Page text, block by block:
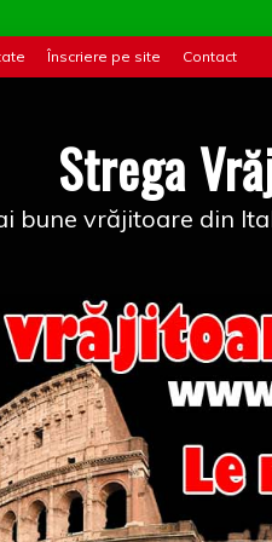
Înscriere pe site Contact
Strega
bune vrăjitoare din